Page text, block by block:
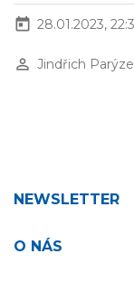
today 28.01.2023,
perm_identity Jindřich
NEWSLETTER
O NÁS